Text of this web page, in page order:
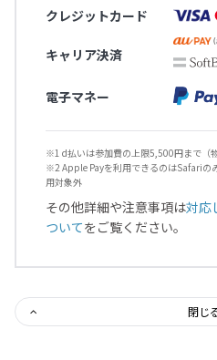
クレジットカード
キャリア決済
電子マネー
※1 d払いは参加費の上限5,500円まで（
※2 Apple Payを利用できるのはSafariの
用対象外
その他詳細や注意事項は対応
ついてをご覧ください。
閉じ